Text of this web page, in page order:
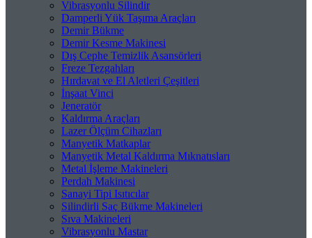
Vibrasyonlu Silindir
Damperli Yük Taşıma Araçları
Demir Bükme
Demir Kesme Makinesi
Dış Cephe Temizlik Asansörleri
Freze Tezgahları
Hırdavat ve El Aletleri Çeşitleri
İnşaat Vinci
Jeneratör
Kaldırma Araçları
Lazer Ölçüm Cihazları
Manyetik Matkaplar
Manyetik Metal Kaldırma Mıknatısları
Metal İşleme Makineleri
Perdah Makinesi
Sanayi Tipi Isıtıcılar
Silindirli Saç Bükme Makineleri
Sıva Makineleri
Vibrasyonlu Mastar